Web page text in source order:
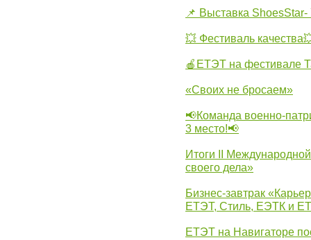
📌 Выставка ShoesStar-
💥 Фестиваль
🍎ЕТЭТ на фестивале
«Своих не бросаем»
📢Команда военно-
3 место!📢
Итоги II
своего дела»
Бизнес-завтрак
ЕТЭТ, Стиль, ЕЭТК и
ЕТЭТ на Навигаторе